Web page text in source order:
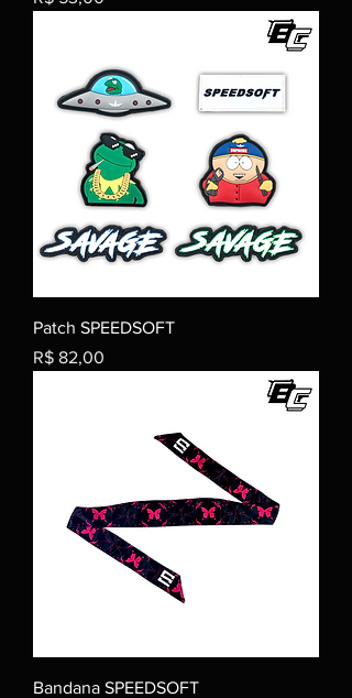
Patch SPEEDSOFT
Preço
R$ 82,00
Bandana SPEEDSOFT